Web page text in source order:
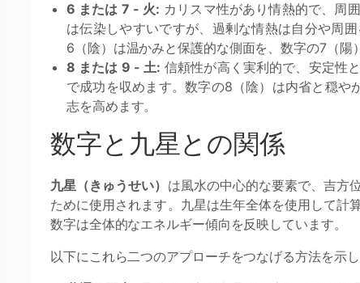
6 または 7 - 火: カリスマ性があり情熱的で、周
は伝染しやすいですが、過剰な情熱は自分や周
6（陰）は温かみと保護的な側面を、数字の7（陽
8 または 9 - 土: 信頼性が高く実利的で、安定性
で成功を収めます。数字の8（陰）は内省と穏
志を高めます。
数字と九星との関係
九星（きゅうせい） は風水の中心的な要素で、吉方
ために使用されます。九星は生年全体を使用して計
数字は全体的なエネルギー傾向を反映しています。
以下にこれら二つのアプローチをつなげる方法を示し